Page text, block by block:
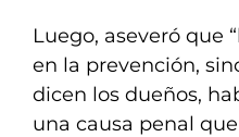
Luego, aseveró que
en la prevención,
dicen los dueños,
una causa penal